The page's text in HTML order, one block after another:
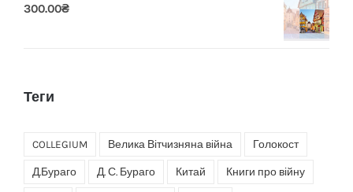
300.00₴
Теги
COLLEGIUM Велика Вітчизняна війна Голокост
Д.Бураго Д. С. Бураго Китай Книги про війну